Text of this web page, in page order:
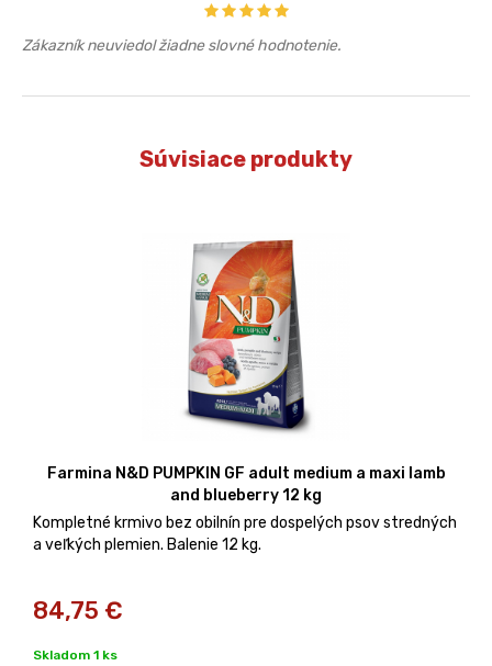
Zákazník neuviedol žiadne slovné hodnotenie.
Súvisiace produkty
Farmina N&D PUMPKIN GF adult medium a maxi lamb
and blueberry 12 kg
Kompletné krmivo bez obilnín pre dospelých psov stredných
a veľkých plemien. Balenie 12 kg.
84,75 €
Skladom 1 ks